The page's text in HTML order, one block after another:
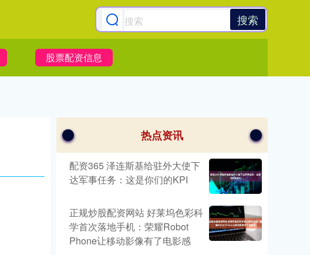
搜索
股票配资信息
热点资讯
配资365 泽连斯基给驻外大使下
达军事任务：这是你们的KPI
正规炒股配资网站 好莱坞色彩科
学首次落地手机：荣耀Robot
Phone让移动影像有了电影感